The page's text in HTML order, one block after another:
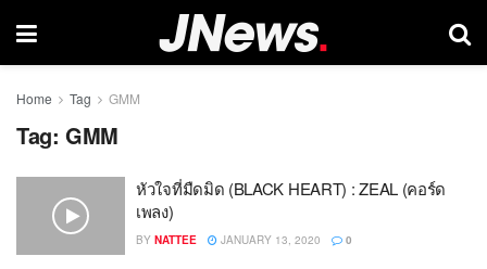
Home Tag GMM
Tag: GMM
หัวใจที่มืดมิด (BLACK HEART) : ZEAL (คอร์ด
เพลง)
BY NATTEE JANUARY 13, 2020 0